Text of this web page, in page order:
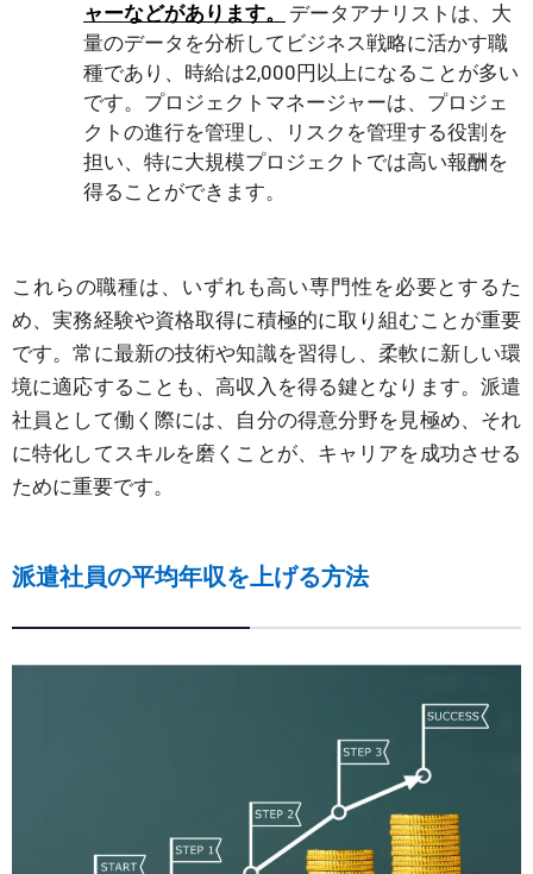
ャーなどがあります。
データアナリストは、大
量のデータを分析してビジネス戦略に活かす職
種であり、時給は2,000円以上になることが多い
です。プロジェクトマネージャーは、プロジェ
クトの進行を管理し、リスクを管理する役割を
担い、特に大規模プロジェクトでは高い報酬を
得ることができます。
これらの職種は、いずれも高い専門性を必要とするた
め、実務経験や資格取得に積極的に取り組むことが重要
です。常に最新の技術や知識を習得し、柔軟に新しい環
境に適応することも、高収入を得る鍵となります。派遣
社員として働く際には、自分の得意分野を見極め、それ
に特化してスキルを磨くことが、キャリアを成功させる
ために重要です。
派遣社員の平均年収を上げる方法